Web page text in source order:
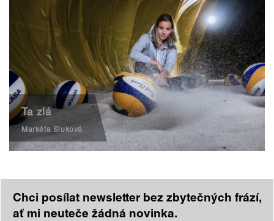
Ta zlá
Markéta Sluková
Chci posílat newsletter bez zbytečných frází,
ať mi neuteče žádná novinka.